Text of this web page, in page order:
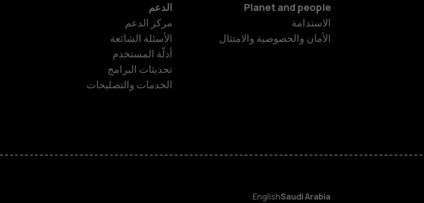
الهواتف الذكية
HMD Terra M
Planet and people
الاستدامة
الأمان والخصوصية والامتثال
الدعم
مركز الدعم
الأسئلة الشائعة
أدلّة المستخدم
تحديثات البرامج
الخدمات والتصليحات
Saudi Arabia
English